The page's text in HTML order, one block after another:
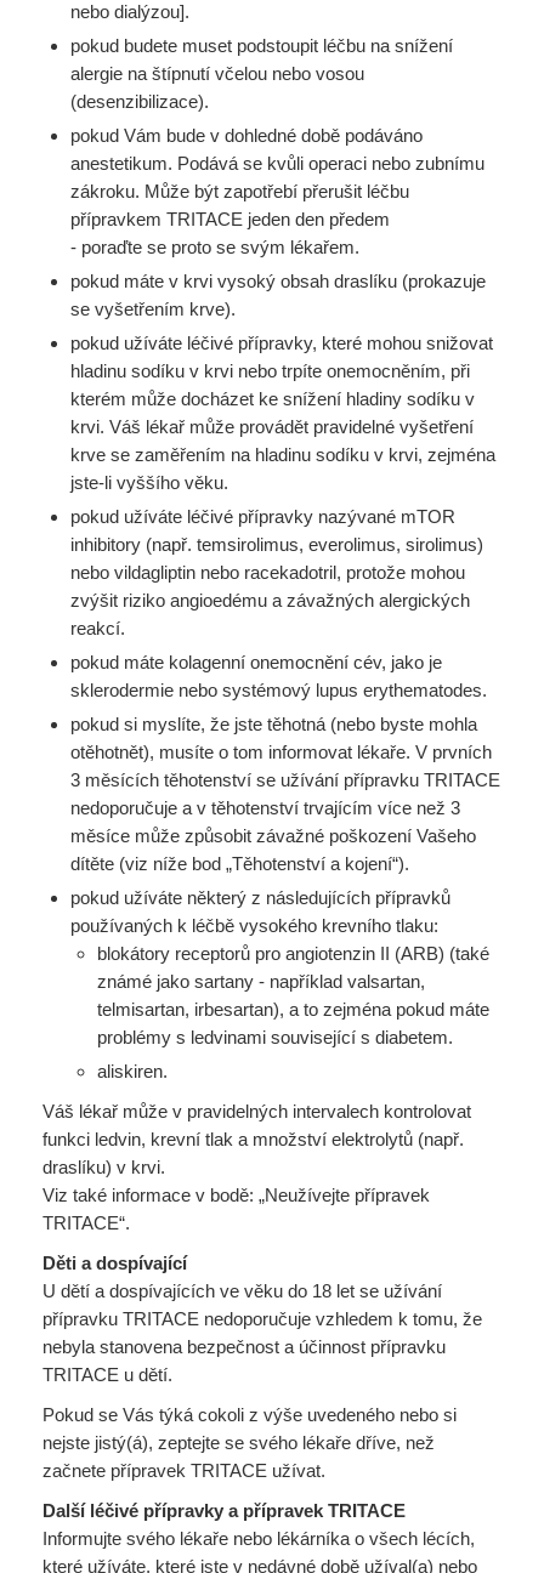
nebo dialýzou].
pokud budete muset podstoupit léčbu na snížení
alergie na štípnutí včelou nebo vosou
(desenzibilizace).
pokud Vám bude v dohledné době podáváno
anestetikum. Podává se kvůli operaci nebo zubnímu
zákroku. Může být zapotřebí přerušit léčbu
přípravkem TRITACE jeden den předem
- poraďte se proto se svým lékařem.
pokud máte v krvi vysoký obsah draslíku (prokazuje
se vyšetřením krve).
pokud užíváte léčivé přípravky, které mohou snižovat
hladinu sodíku v krvi nebo trpíte onemocněním, při
kterém může docházet ke snížení hladiny sodíku v
krvi. Váš lékař může provádět pravidelné vyšetření
krve se zaměřením na hladinu sodíku v krvi, zejména
jste-li vyššího věku.
pokud užíváte léčivé přípravky nazývané mTOR
inhibitory (např. temsirolimus, everolimus, sirolimus)
nebo vildagliptin nebo racekadotril, protože mohou
zvýšit riziko angioedému a závažných alergických
reakcí.
pokud máte kolagenní onemocnění cév, jako je
sklerodermie nebo systémový lupus erythematodes.
pokud si myslíte, že jste těhotná (nebo byste mohla
otěhotnět), musíte o tom informovat lékaře. V prvních
3 měsících těhotenství se užívání přípravku TRITACE
nedoporučuje a v těhotenství trvajícím více než 3
měsíce může způsobit závažné poškození Vašeho
dítěte (viz níže bod „Těhotenství a kojení“).
pokud užíváte některý z následujících přípravků
používaných k léčbě vysokého krevního tlaku:
blokátory receptorů pro angiotenzin II (ARB) (také
známé jako sartany - například valsartan,
telmisartan, irbesartan), a to zejména pokud máte
problémy s ledvinami související s diabetem.
aliskiren.
Váš lékař může v pravidelných intervalech kontrolovat
funkci ledvin, krevní tlak a množství elektrolytů (např.
draslíku) v krvi.
Viz také informace v bodě: „Neužívejte přípravek
TRITACE“.
Děti a dospívající
U dětí a dospívajících ve věku do 18 let se užívání
přípravku TRITACE nedoporučuje vzhledem k tomu, že
nebyla stanovena bezpečnost a účinnost přípravku
TRITACE u dětí.
Pokud se Vás týká cokoli z výše uvedeného nebo si
nejste jistý(á), zeptejte se svého lékaře dříve, než
začnete přípravek TRITACE užívat.
Další léčivé přípravky a přípravek TRITACE
Informujte svého lékaře nebo lékárníka o všech lécích,
které užíváte, které jste v nedávné době užíval(a) nebo